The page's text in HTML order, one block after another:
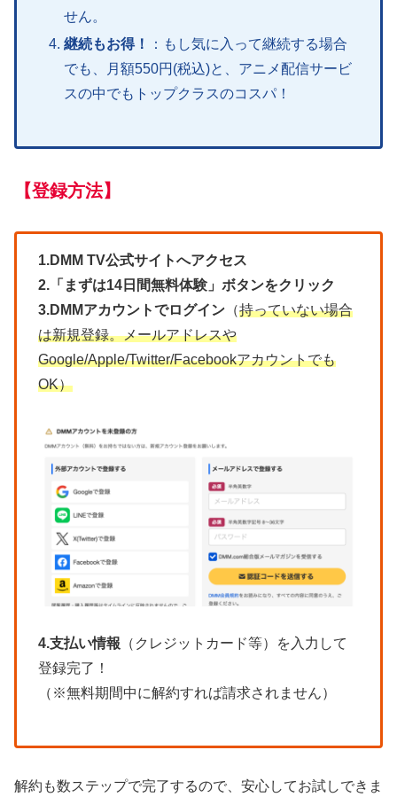
せん。
継続もお得！
：もし気に入って継続する場合
でも、月額550円(税込)と、アニメ配信サービ
スの中でもトップクラスのコスパ！
【登録方法】
1.DMM TV公式サイトへアクセス
2.「まずは14日間無料体験」ボタンをクリック
3.DMMアカウントでログイン （持っていない場合
は新規登録。メールアドレスや
Google/Apple/Twitter/Facebookアカウントでも
OK）
4.支払い情報 （クレジットカード等）を入力して
登録完了！
（※無料期間中に解約すれば請求されません）
解約も数ステップで完了するので、安心してお試しできま